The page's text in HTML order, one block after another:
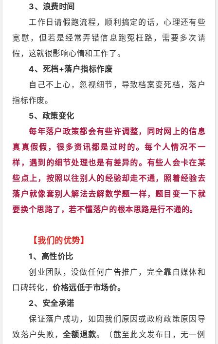
3、浪费时间
工作日请假跑流程，顺利搞定的话，心理还有些
宽慰，但若是经常弄错信息跑冤枉路，需要多次请
假，这就很影响心情和工作了。
4、死档+落户指标作废
自己不上心，忽视细节，导致档案变死档，落户
指标作废。
5、政策变化
每年落户政策都会有些许调整，同时网上的信息
真真假假，很多资讯都是过时的。每个人情况不一
样，遇到的细节处理也是有差异的。有些人会卡在某
些点上，按照以往别人的经验却走不通，照着经验去
落户就像套别人解法去解数学题一样，题目变一下就
要换个思路了，若不懂落户的根本思路是行不通的。
【我们的优势】
1、高性价比
创业团队，没做任何广告推广，完全靠自媒体和
口碑转化，价格远低于市场价。
2、安全承诺
保证落户成功，如因我们原因或政府政策原因导
致落户失败，全额退款。（截至此文发布日，无一例